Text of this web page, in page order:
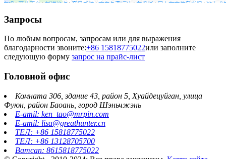
Запросы
По любым вопросам, запросам или для выражения
благодарности звоните:+86 15818775022или заполните
следующую форму запрос на прайс-лист
Головной офис
Комната 306, здание 43, район 5, Хуайдецуйган, улица
Фуюн, район Баоань, город Шэньчжэнь
E-amil: ken_tao@mrpin.com
E-amil: lisa@greathunter.cn
ТЕЛ: +86 15818775022
ТЕЛ: +86 13128705700
Ватсап: 8615818775022